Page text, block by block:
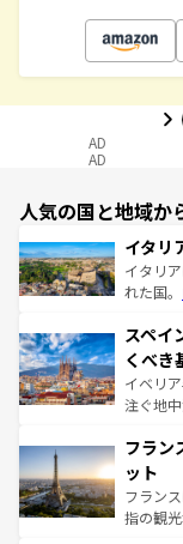
AD
AD
人気の国と地域か
イタリ
イタリ
れた国。
ろん、
景など
ピザや
できる
なお、
しい。
スペイ
くべき
イベリ
注ぐ地
文化が
れる闘
る。首
アート
フラン
ット
フラン
指の観